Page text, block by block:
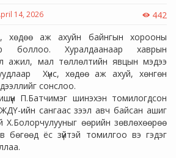
14, 2026
442
хөдөө аж ахуйн байнгын хорооны
боллоо. Хуралдаанаар хаврын
ажил, мал төллөлтийн явцын мэдээ
Хүнс, хөдөө аж ахуй, хөнгөн
сонслоо.
П.Батчимэг шинэхэн томилогдсон
ийн сангаас зээл авч байсан ашиг
Х.Болорчулууныг өөрийн зөвлөхөөрөө
бөгөөд ёс зүйтэй томилгоо вэ гэдэг